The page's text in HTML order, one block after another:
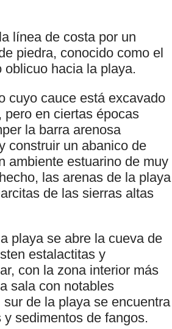
línea de costa por un
piedra, conocido como el
hacia la playa.
cuyo cauce está excavado
en ciertas épocas
la barra arenosa
construir un abanico de
ambiente estuarino de muy
las arenas de la playa
de las sierras altas
playa se abre la cueva de
estalactitas y
con la zona interior más
sala con notables
de la playa se encuentra
sedimentos de fangos.